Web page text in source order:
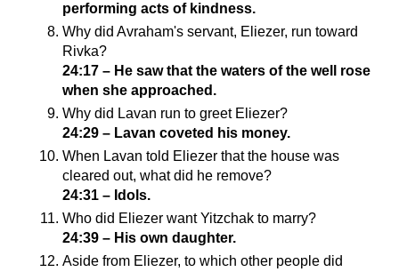
performing acts of kindness.
Why did Avraham's servant, Eliezer, run toward
Rivka?
24:17 – He saw that the waters of the well rose
when she approached.
Why did Lavan run to greet Eliezer?
24:29 – Lavan coveted his money.
When Lavan told Eliezer that the house was
cleared out, what did he remove?
24:31 – Idols.
Who did Eliezer want Yitzchak to marry?
24:39 – His own daughter.
Aside from Eliezer, to which other people did